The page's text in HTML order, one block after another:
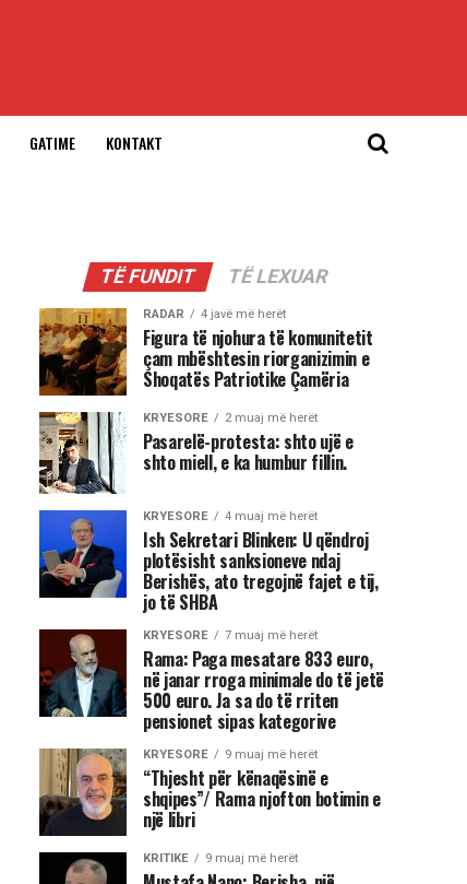
GATIME KONTAKT
TË FUNDIT TË LEXUAR
RADAR 4 javë më herët
Figura të njohura të komunitetit
çam mbështesin riorganizimin e
Shoqatës Patriotike Çamëria
KRYESORE 2 muaj më herët
Pasarelë-protesta: shto ujë e
shto miell, e ka humbur fillin.
KRYESORE 4 muaj më herët
Ish Sekretari Blinken: U qëndroj
plotësisht sanksioneve ndaj
Berishës, ato tregojnë fajet e tij,
jo të SHBA
KRYESORE 7 muaj më herët
Rama: Paga mesatare 833 euro,
në janar rroga minimale do të jetë
500 euro. Ja sa do të rriten
pensionet sipas kategorive
KRYESORE 9 muaj më herët
“Thjesht për kënaqësinë e
shqipes”/ Rama njofton botimin e
një libri
KRITIKE 9 muaj më herët